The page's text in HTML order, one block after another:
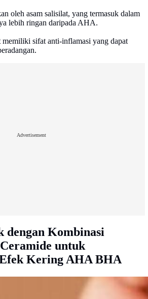
oleh asam salisilat, yang termasuk dalam
lebih ringan daripada AHA.
memiliki sifat anti-inflamasi yang dapat
Advertisement
dengan Kombinasi
untuk
Kering AHA BHA